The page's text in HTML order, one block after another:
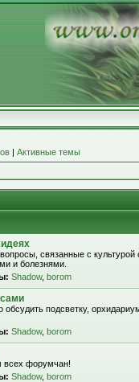
| Активные темы
связанные с
и болезнями.
Shadow, borom
обсудить подсветку,
Shadow, borom
всех форумчан!
Shadow, borom